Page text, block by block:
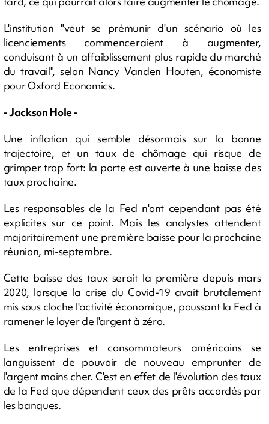
L'institution "veut se prémunir d'un scénario où les
licenciements commenceraient à augmenter,
conduisant à un affaiblissement plus rapide du marché
du travail", selon Nancy Vanden Houten, économiste
pour Oxford Economics.
- Jackson Hole -
Une inflation qui semble désormais sur la bonne
trajectoire, et un taux de chômage qui risque de
grimper trop fort: la porte est ouverte à une baisse des
taux prochaine.
Les responsables de la Fed n'ont cependant pas été
explicites sur ce point. Mais les analystes attendent
majoritairement une première baisse pour la prochaine
réunion, mi-septembre.
Cette baisse des taux serait la première depuis mars
2020, lorsque la crise du Covid-19 avait brutalement
mis sous cloche l'activité économique, poussant la Fed à
ramener le loyer de l'argent à zéro.
Les entreprises et consommateurs américains se
languissent de pouvoir de nouveau emprunter de
l'argent moins cher. C'est en effet de l'évolution des taux
de la Fed que dépendent ceux des prêts accordés par
les banques.